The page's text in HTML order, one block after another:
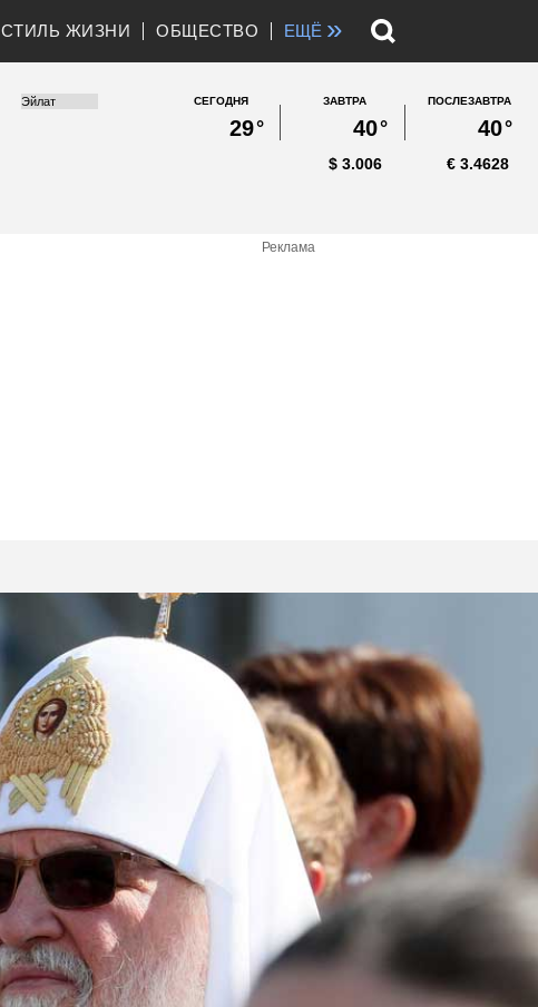
СТИЛЬ ЖИЗНИ ОБЩЕСТВО ЕЩЁ »
СЕГОДНЯ
29°
ЗАВТРА
40°
ПОСЛЕЗАВТРА
40°
3.006
$ 3.4628
€
Реклама